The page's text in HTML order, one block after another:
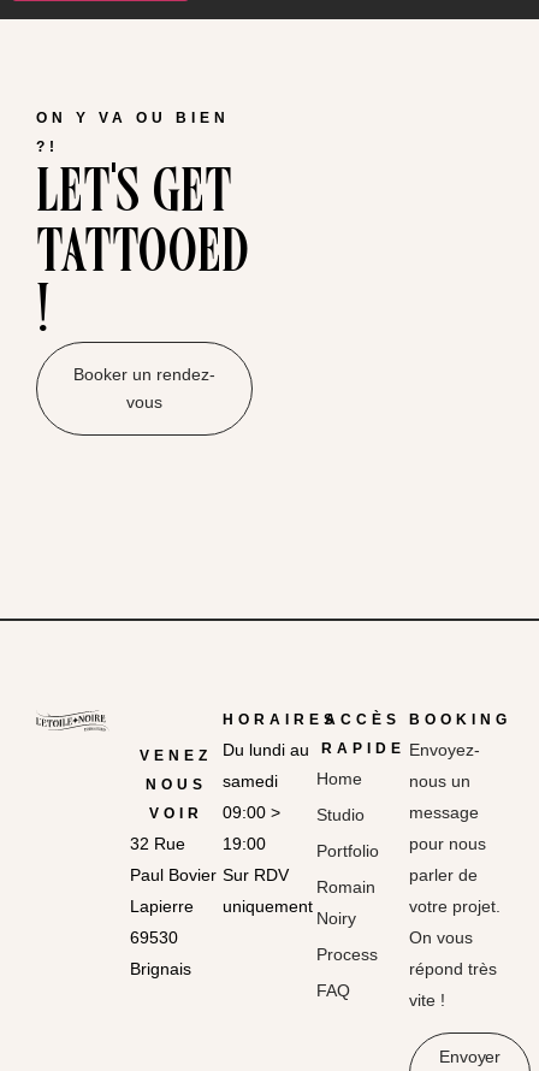
ON Y VA OU BIEN
?!
let's get
tattooed
!
Booker un rendez-
vous
VENEZ
NOUS
VOIR
32 Rue
Paul Bovier
Lapierre
69530
Brignais
HORAIRES
Du lundi au
samedi
09:00 >
19:00
Sur RDV
uniquement
ACCÈS
RAPIDE
Home
Studio
Portfolio
Romain
Noiry
Process
FAQ
BOOKING
Envoyez-
nous un
message
pour nous
parler de
votre projet.
On vous
répond très
vite !
Envoyer